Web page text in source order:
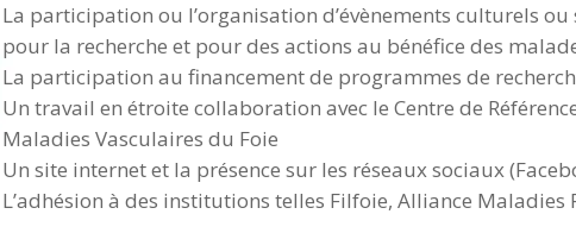
La participation ou l’organisation d’évènements culturels
pour la recherche et pour des actions au bénéfice des
La participation au financement de programmes de
Un travail en étroite collaboration avec le Centre de
Maladies Vasculaires du Foie
Un site internet et la présence sur les réseaux sociaux
L’adhésion à des institutions telles Filfoie, Alliance Maladies